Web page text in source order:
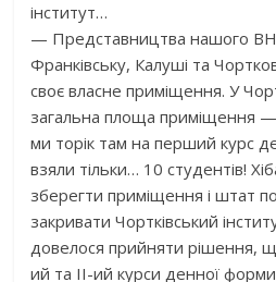
інститут…
— Представництва нашого
Франківську, Калуші та
своє власне приміщення. У
загальна площа приміщення
ми торік там на перший курс
взяли тільки… 10 студентів!
зберегти приміщення і штат
закривати Чортківський
довелося прийняти рішення,
ий та ІІ-ий курси денної